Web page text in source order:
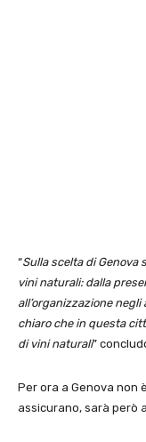
“Sulla scelta di Genova
vini naturali: dalla
all’organizzazione
chiaro che in questa
di vini naturali”
Per ora a Genova non
assicurano, sarà però